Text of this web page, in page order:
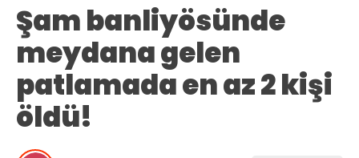
Şam banliyösünde
meydana gelen
patlamada en az 2 kişi
öldü!